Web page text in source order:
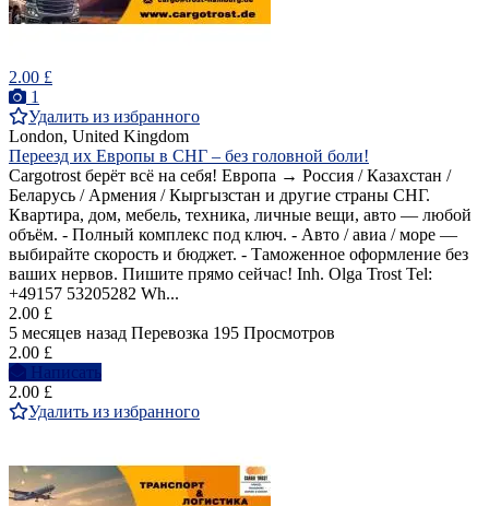
2.00 £
1
Удалить из избранного
London, United Kingdom
Переезд их Европы в СНГ – без головной боли!
Cargotrost берёт всё на себя! Европа → Россия / Казахстан /
Беларусь / Армения / Кыргызстан и другие страны СНГ.
Квартира, дом, мебель, техника, личные вещи, авто — любой
объём. - Полный комплекс под ключ. - Авто / авиа / море —
выбирайте скорость и бюджет. - Таможенное оформление без
ваших нервов. Пишите прямо сейчас! Inh. Olga Trost Tel:
+49157 53205282 Wh...
2.00 £
5 месяцев назад Перевозка 195 Просмотров
2.00 £
Написать
2.00 £
Удалить из избранного